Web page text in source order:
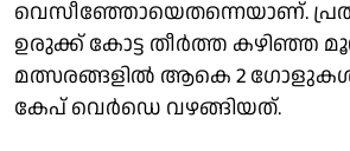
വെസീഞ്ഞോയെതന്നെയാണ്.
ഉരുക്ക് കോട്ട തീർത്ത കഴിഞ്ഞ
മത്സരങ്ങളിൽ ആകെ 2
കേപ് വെർഡെ വഴങ്ങിയത്.